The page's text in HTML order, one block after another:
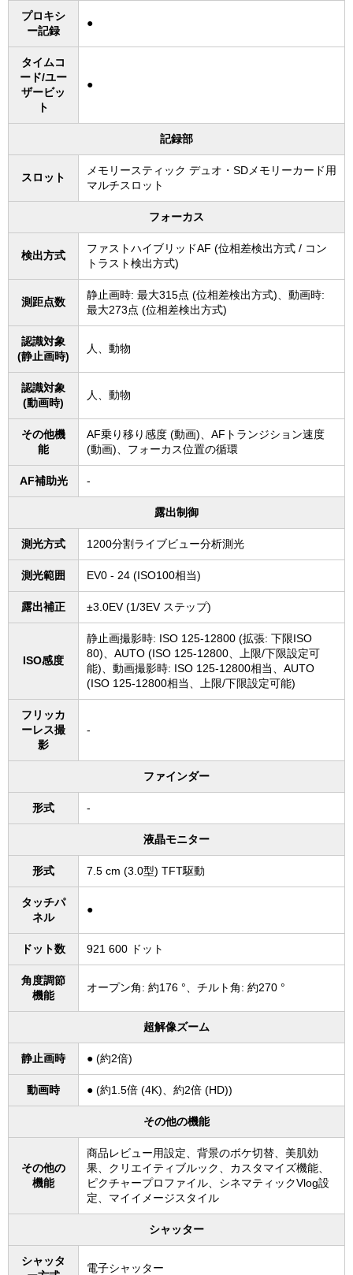
プロキシ
ー記録
●
タイムコ
ード/ユー
ザービッ
ト
●
記録部
スロット
メモリースティック デュオ・SDメモリーカード用
マルチスロット
フォーカス
検出方式
ファストハイブリッドAF (位相差検出方式 / コン
トラスト検出方式)
測距点数
静止画時: 最大315点 (位相差検出方式)、動画時:
最大273点 (位相差検出方式)
認識対象
(静止画時)
人、動物
認識対象
(動画時)
人、動物
その他機
能
AF乗り移り感度 (動画)、AFトランジション速度
(動画)、フォーカス位置の循環
AF補助光 -
露出制御
測光方式 1200分割ライブビュー分析測光
測光範囲 EV0 - 24 (ISO100相当)
露出補正 ±3.0EV (1/3EV ステップ)
ISO感度
静止画撮影時: ISO 125-12800 (拡張: 下限ISO
80)、AUTO (ISO 125-12800、上限/下限設定可
能)、動画撮影時: ISO 125-12800相当、AUTO
(ISO 125-12800相当、上限/下限設定可能)
フリッカ
ーレス撮
影
-
ファインダー
形式 -
液晶モニター
形式 7.5 cm (3.0型) TFT駆動
タッチパ
ネル
●
ドット数 921 600 ドット
角度調節
機能
オープン角: 約176 °、チルト角: 約270 °
超解像ズーム
静止画時 ● (約2倍)
動画時 ● (約1.5倍 (4K)、約2倍 (HD))
その他の機能
その他の
機能
商品レビュー用設定、背景のボケ切替、美肌効
果、クリエイティブルック、カスタマイズ機能、
ピクチャープロファイル、シネマティックVlog設
定、マイイメージスタイル
シャッター
シャッタ
電子シャッター